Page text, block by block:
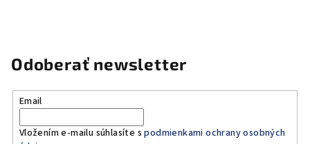
Odoberať newsletter
Email
Vložením e-mailu súhlasíte spodmienkami ochrany osobných